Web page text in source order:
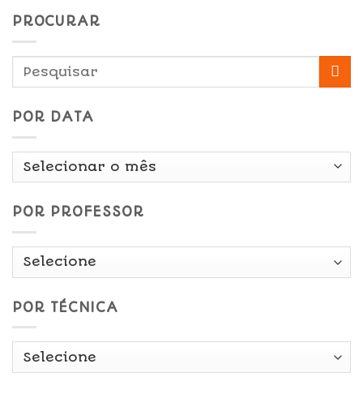
PROCURAR
POR DATA
Por
POR PROFESSOR
POR TÉCNICA